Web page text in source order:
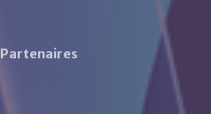
Partenaires